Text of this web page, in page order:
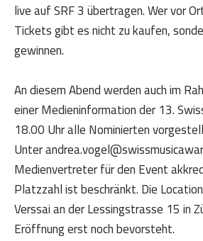
live auf SRF 3 übertragen. Wer vor
Tickets gibt es nicht zu kaufen,
gewinnen.
An diesem Abend werden auch im
einer Medieninformation der 13.
18.00 Uhr alle Nominierten
Unter
Medienvertreter für den Event
Platzzahl ist beschränkt. Die
Verssai an der Lessingstrasse 15 in
Eröffnung erst noch bevorsteht.